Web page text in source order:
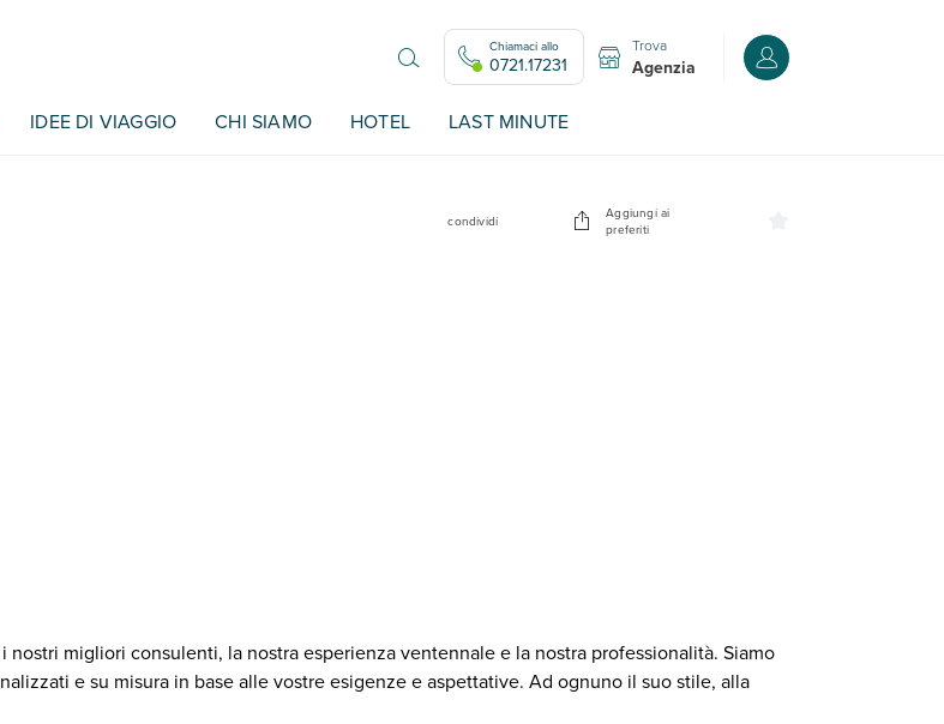
Chiamaci allo
0721.17231
Trova
Agenzia Accedi o registrati
IDEE DI VIAGGIO CHI SIAMO HOTEL LAST MINUTE
condividi
Aggiungi ai
preferiti
migliori consulenti, la nostra esperienza ventennale e la nostra professionalità. Siamo
e su misura in base alle vostre esigenze e aspettative. Ad ognuno il suo stile, alla